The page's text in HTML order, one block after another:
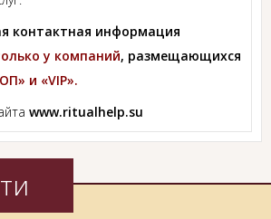
контактная информация
у компаний, размещающихся
и «VIP».
www.ritualhelp.su